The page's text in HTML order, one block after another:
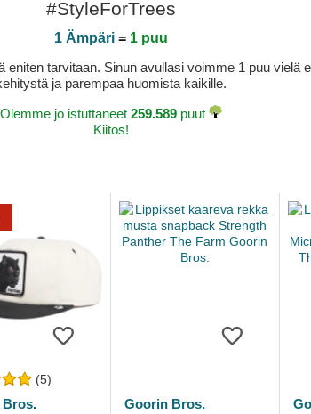
#StyleForTrees
1 Ämpäri = 1 puu
tarvitaan. Sinun avullasi voimme 1 puu
ja parempaa huomista kaikille.
Olemme jo istuttaneet 259.589 puut
Kiitos!
(5)
Goorin Bros.